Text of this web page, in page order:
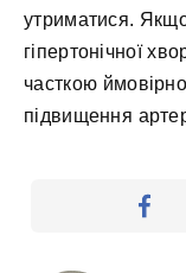
утриматися.
гіпертонічної
часткою
підвищення